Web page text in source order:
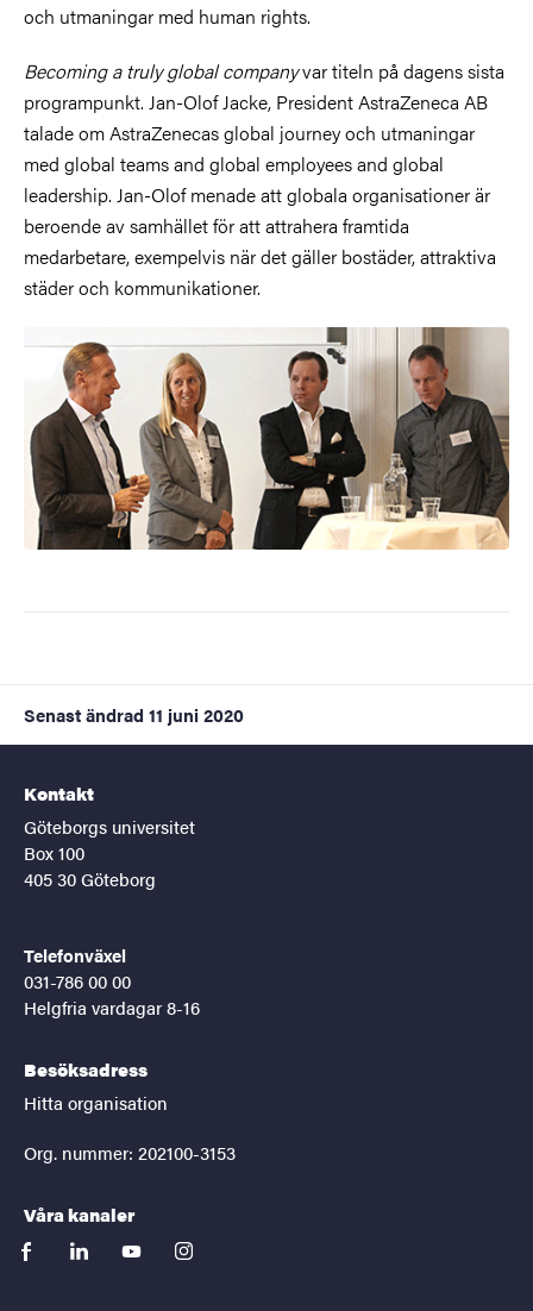
och utmaningar med human rights.
Becoming a truly global companyvar titeln på dagens sista
programpunkt. Jan-Olof Jacke, President AstraZeneca AB
talade om AstraZenecas global journey och utmaningar
med global teams and global employees and global
leadership. Jan-Olof menade att globala organisationer är
beroende av samhället för att attrahera framtida
medarbetare, exempelvis när det gäller bostäder, attraktiva
städer och kommunikationer.
Senast ändrad 11 juni 2020
Kontakt
Göteborgs universitet
Box 100
405 30 Göteborg
Telefonväxel
031-786 00 00
Helgfria vardagar 8-16
Besöksadress
Hitta organisation
Org. nummer: 202100-3153
Våra kanaler
facebooklinkedinyoutubeinstagram